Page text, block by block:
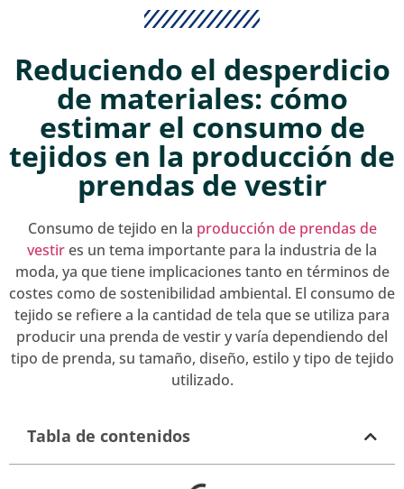
Reduciendo el desperdicio
de materiales: cómo
estimar el consumo de
tejidos en la producción de
prendas de vestir
Consumo de tejido en la producción de prendas de
vestires un tema importante para la industria de la
moda, ya que tiene implicaciones tanto en términos de
costes como de sostenibilidad ambiental. El consumo de
tejido se refiere a la cantidad de tela que se utiliza para
producir una prenda de vestir y varía dependiendo del
tipo de prenda, su tamaño, diseño, estilo y tipo de tejido
utilizado.
Tabla de contenidos